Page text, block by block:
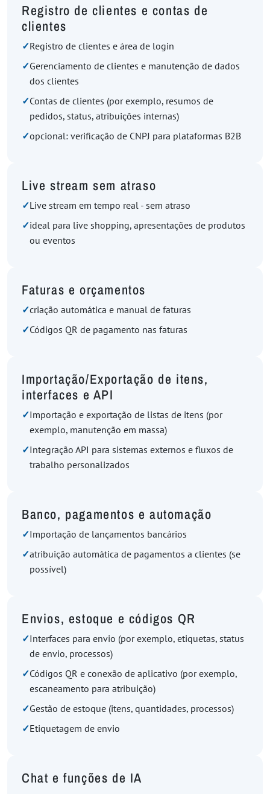
Registro de clientes e contas de
clientes
✓Registro de clientes e área de login
✓Gerenciamento de clientes e manutenção de dados
dos clientes
✓Contas de clientes (por exemplo, resumos de
pedidos, status, atribuições internas)
✓opcional: verificação de CNPJ para plataformas B2B
Live stream sem atraso
✓Live stream em tempo real - sem atraso
✓ideal para live shopping, apresentações de produtos
ou eventos
Faturas e orçamentos
✓criação automática e manual de faturas
✓Códigos QR de pagamento nas faturas
Importação/Exportação de itens,
interfaces e API
✓Importação e exportação de listas de itens (por
exemplo, manutenção em massa)
✓Integração API para sistemas externos e fluxos de
trabalho personalizados
Banco, pagamentos e automação
✓Importação de lançamentos bancários
✓atribuição automática de pagamentos a clientes (se
possível)
Envios, estoque e códigos QR
✓Interfaces para envio (por exemplo, etiquetas, status
de envio, processos)
✓Códigos QR e conexão de aplicativo (por exemplo,
escaneamento para atribuição)
✓Gestão de estoque (itens, quantidades, processos)
✓Etiquetagem de envio
Chat e funções de IA